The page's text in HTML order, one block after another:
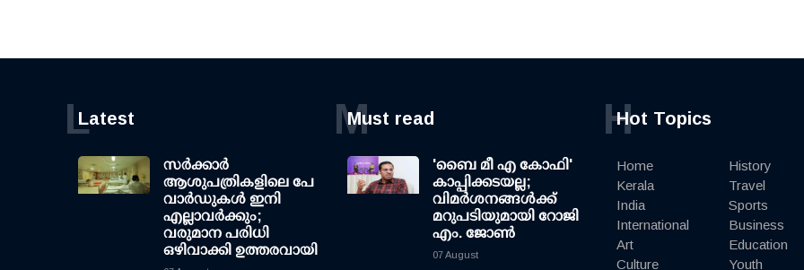
Latest
L
സര്‍ക്കാര്‍
ആശുപത്രികളിലെ പേ
വാര്‍ഡുകള്‍ ഇനി
എല്ലാവര്‍ക്കും;
വരുമാന പരിധി
ഒഴിവാക്കി ഉത്തരവായി
Must read
M
'ബൈ മീ എ കോഫി'
കാപ്പിക്കടയല്ല;
വിമര്‍ശനങ്ങള്‍ക്ക്
മറുപടിയുമായി റോജി
എം. ജോണ്‍
07 August
Hot Topics
H
Home
Kerala
India
International
Art
Culture
History
Travel
Sports
Business
Education
Youth